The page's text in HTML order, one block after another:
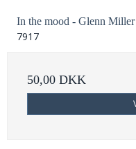
In the mood - Glenn
7917
50,00 DKK